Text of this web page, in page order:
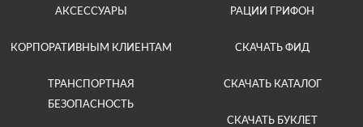
АКСЕССУАРЫ
КОРПОРАТИВНЫМ КЛИЕНТАМ
ТРАНСПОРТНАЯ
БЕЗОПАСНОСТЬ
РАЦИИ ГРИФОН
СКАЧАТЬ ФИД
СКАЧАТЬ КАТАЛОГ
СКАЧАТЬ БУКЛЕТ